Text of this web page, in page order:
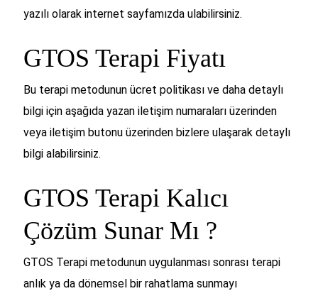
yazılı olarak internet sayfamızda ulabilirsiniz.
GTOS Terapi Fiyatı
Bu terapi metodunun ücret politikası ve daha detaylı
bilgi için aşağıda yazan iletişim numaraları üzerinden
veya iletişim butonu üzerinden bizlere ulaşarak detaylı
bilgi alabilirsiniz.
GTOS Terapi Kalıcı
Çözüm Sunar Mı ?
GTOS Terapi metodunun uygulanması sonrası terapi
anlık ya da dönemsel bir rahatlama sunmayı